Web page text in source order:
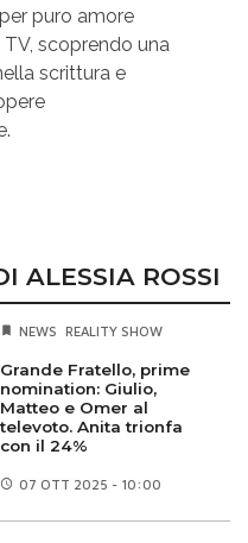
puro amore
scoprendo una
scrittura e
ALESSIA ROSSI
NEWS REALITY SHOW
Grande Fratello, prime
nomination: Giulio,
Matteo e Omer al
televoto. Anita trionfa
con il 24%
07 OTT 2025 - 10:00